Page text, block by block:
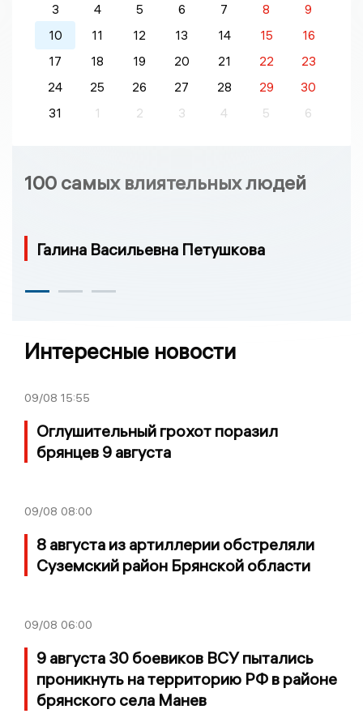
3
4 5 6 7 8
9
10
11 12 13 14 15
16
17
18 19 20 21 22
23
24
25 26 27 28 29
30
31
1 2 3 4 5 6
100 самых влиятельных людей
Галина Васильевна Петушкова
Интересные новости
09/08 15:55
Оглушительный грохот поразил
брянцев 9 августа
09/08 08:00
8 августа из артиллерии обстреляли
Суземский район Брянской области
09/08 06:00
9 августа 30 боевиков ВСУ пытались
проникнуть на территорию РФ в районе
брянского села Манев